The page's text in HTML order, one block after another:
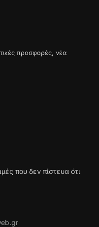
προσφορές, νέα
που δεν πίστευα ότι